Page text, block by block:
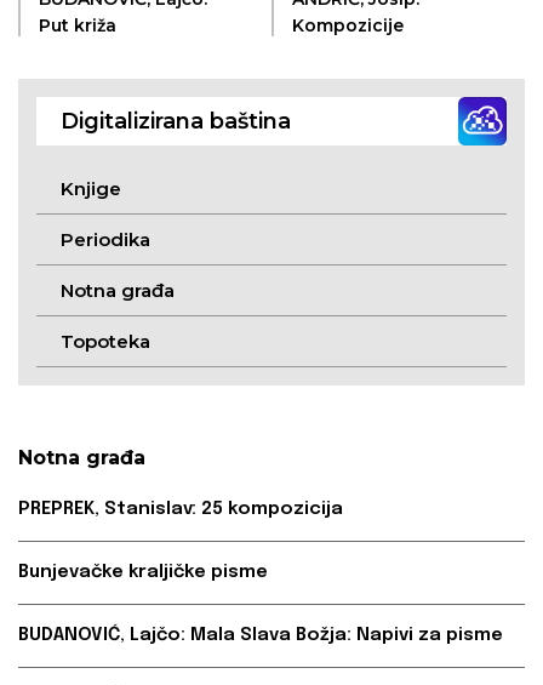
Put križa
Kompozicije
Digitalizirana baština
Knjige
Periodika
Notna građa
Topoteka
Notna građa
PREPREK, Stanislav: 25 kompozicija
Bunjevačke kraljičke pisme
BUDANOVIĆ, Lajčo: Mala Slava Božja: Napivi za pisme